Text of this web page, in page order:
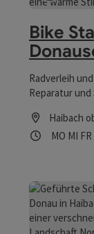
Bike
Radverleih
Reparatur
Haibach
MO MI FR